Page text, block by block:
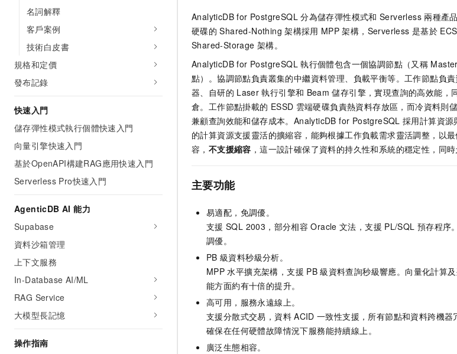
名詞解釋
客戶案例
技術白皮書
規格和定價
發布記錄
快速入門
儲存彈性模式執行個體快速入門
向量引擎快速入門
基於OpenAPI構建RAG應用快速入門
Serverless Pro快速入門
AgenticDB AI 能力
Supabase
資料沙箱管理
上下文服務
In-Database AI/ML
RAG Service
大模型長記憶
操作指南
AnalyticDB for PostgreSQL 分為儲存彈性模式和 Serverless 兩種產
硬碟的 Shared-Nothing 架構採用 MPP 架構，Serverless 是基於
Shared-Storage 架構。
AnalyticDB for PostgreSQL 執行個體包含一個協調節點（又稱 Master
點）。協調節點負責叢集的中繼資料管理、負載平衡等。工作節點負
器、自研的 Laser 執行引擎和 Beam 儲存引擎，實現查詢的高效能，
倉。工作節點掛載的 ESSD 雲端硬碟負責熱資料存放區，而冷資料則
兼顧查詢效能和儲存成本。 AnalyticDB for PostgreSQL 採用計算資源
的計算資源支援靈活的擴縮容，能夠根據工作負載需求靈活調整，以
容， 不支援縮容 ，這一設計確保了資料的持久性和系統的穩定性，同
主要功能
易適配，免調優。
支援 SQL 2003，部分相容 Oracle 文法，支援 PL/SQL 預存程序
調優。
PB 級資料秒級分析。
MPP 水平擴充架構，支援 PB 級資料查詢秒級響應。向量化計算
能方面約有十倍的提升。
高可用，服務永遠線上。
支援分散式交易，資料 ACID 一致性支援，所有節點和資料跨機器
確保在任何硬體故障情況下服務能持續線上。
廣泛生態相容。